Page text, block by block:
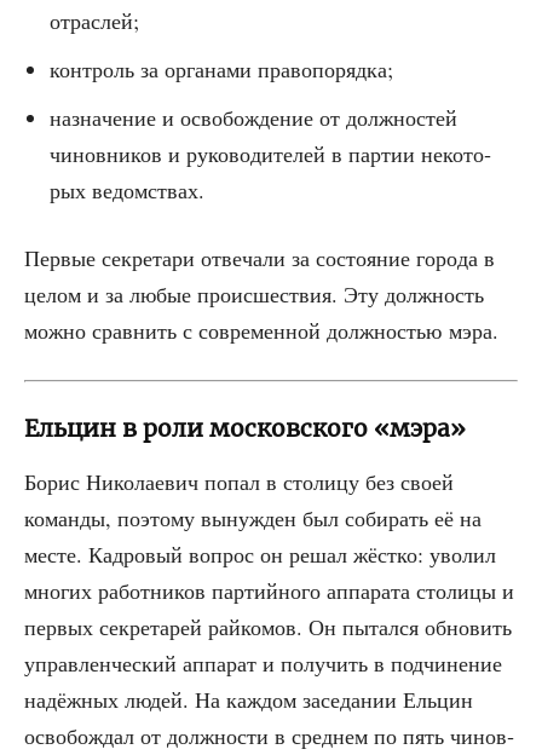
отраслей;
кон­троль за орга­на­ми правопорядка;
назна­че­ние и осво­бож­де­ние от долж­но­стей
чинов­ни­ков и руко­во­ди­те­лей в пар­тии неко­то­
рых ведомствах.
Пер­вые сек­ре­та­ри отве­ча­ли за состо­я­ние горо­да в
целом и за любые про­ис­ше­ствия. Эту долж­ность
мож­но срав­нить с совре­мен­ной долж­но­стью мэра.
Ельцин в роли московского «мэра»
Борис Нико­ла­е­вич попал в сто­ли­цу без сво­ей
коман­ды, поэто­му вынуж­ден был соби­рать её на
месте. Кад­ро­вый вопрос он решал жёст­ко: уво­лил
мно­гих работ­ни­ков пар­тий­но­го аппа­ра­та сто­ли­цы и
пер­вых сек­ре­та­рей рай­ко­мов. Он пытал­ся обно­вить
управ­лен­че­ский аппа­рат и полу­чить в под­чи­не­ние
надёж­ных людей. На каж­дом засе­да­нии Ель­цин
осво­бож­дал от долж­но­сти в сред­нем по пять чинов­